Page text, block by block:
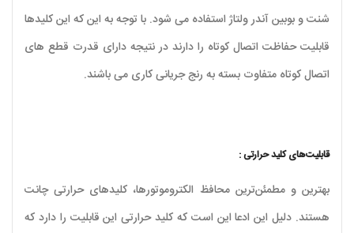
شنت و بوبین آندر ولتاژ استفاده می شود. با توجه به این که این کلیدها
قابلیت حفاظت اتصال کوتاه را دارند در نتیجه دارای قدرت قطع های
اتصال کوتاه متفاوت بسته به رنج جریانی کاری می باشند.
قابلیت‌های کلید حرارتی :
بهترین و مطمئن‌ترین محافظ الکتروموتورها، کلیدهای حرارتی چانت
هستند. دلیل این ادعا این است که کلید حرارتی این قابلیت را دارد که